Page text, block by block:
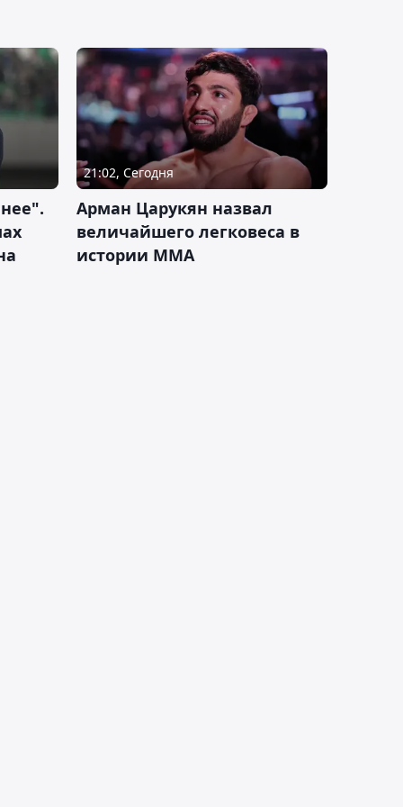
21:02, Сегодня
Арман Царукян назвал
величайшего легковеса в
истории ММА